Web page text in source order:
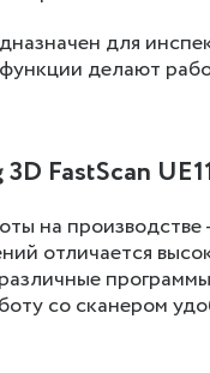
для
делают
FastScan
на производстве
отличается
со сканером